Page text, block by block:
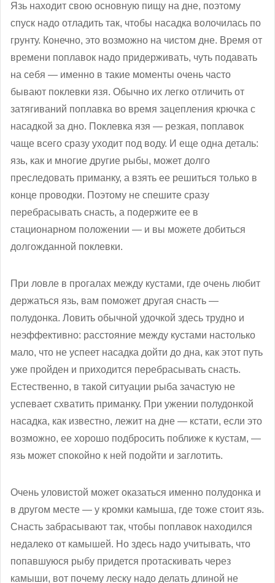
Язь находит свою основную пищу на дне, поэтому
спуск надо отладить так, чтобы насадка волочилась по
грунту. Конечно, это возможно на чистом дне. Время от
времени поплавок надо придерживать, чуть подавать
на себя — именно в такие моменты очень часто
бывают поклевки язя. Обычно их легко отличить от
затягиваний поплавка во время зацепления крючка с
насадкой за дно. Поклевка язя — резкая, поплавок
чаще всего сразу уходит под воду. И еще одна деталь:
язь, как и многие другие рыбы, может долго
преследовать приманку, а взять ее решиться только в
конце проводки. Поэтому не спешите сразу
перебрасывать снасть, а подержите ее в
стационарном положении — и вы можете добиться
долгожданной поклевки.
При ловле в прогалах между кустами, где очень любит
держаться язь, вам поможет другая снасть —
полудонка. Ловить обычной удочкой здесь трудно и
неэффективно: расстояние между кустами настолько
мало, что не успеет насадка дойти до дна, как этот путь
уже пройден и приходится перебрасывать снасть.
Естественно, в такой ситуации рыба зачастую не
успевает схватить приманку. При ужении полудонкой
насадка, как известно, лежит на дне — кстати, если это
возможно, ее хорошо подбросить поближе к кустам, —
язь может спокойно к ней подойти и заглотить.
Очень уловистой может оказаться именно полудонка и
в другом месте — у кромки камыша, где тоже стоит язь.
Снасть забрасывают так, чтобы поплавок находился
недалеко от камышей. Но здесь надо учитывать, что
попавшуюся рыбу придется протаскивать через
камыши, вот почему леску надо делать длиной не